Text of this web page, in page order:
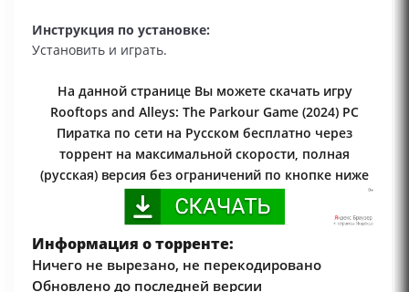
Инструкция по установке:
Установить и играть.
На данной странице Вы можете скачать игру
Rooftops and Alleys: The Parkour Game (2024) PC
Пиратка по сети на Русском бесплатно через
торрент на максимальной скорости, полная
(русская) версия без ограничений по кнопке ниже
Информация о торренте:
Ничего не вырезано, не перекодировано
Обновлено до последней версии